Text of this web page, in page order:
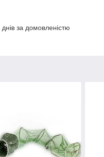
за домовленістю